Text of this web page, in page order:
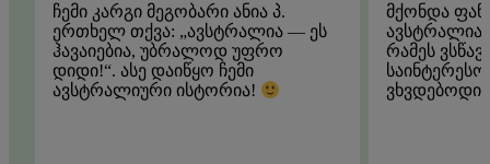
ჩემი კარგი მეგობარი ანია პ.
ერთხელ თქვა: „ავსტრალია — ეს
ჰავაიებია, უბრალოდ უფრო
დიდი!“. ასე დაიწყო ჩემი
ავსტრალიური ისტორია!
მქონდა
რამეს
საინტერესო
ვხვდებოდი.